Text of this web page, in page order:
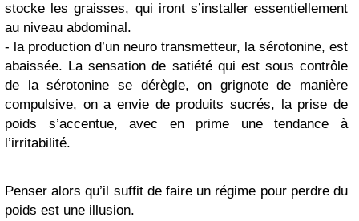
stocke les graisses, qui iront s’installer essentiellement
au niveau abdominal.
- la production d’un neuro transmetteur, la sérotonine, est
abaissée. La sensation de satiété qui est sous contrôle
de la sérotonine se dérègle, on grignote de manière
compulsive, on a envie de produits sucrés, la prise de
poids s’accentue, avec en prime une tendance à
l’irritabilité.
Penser alors qu’il suffit de faire un régime pour perdre du
poids est une illusion.